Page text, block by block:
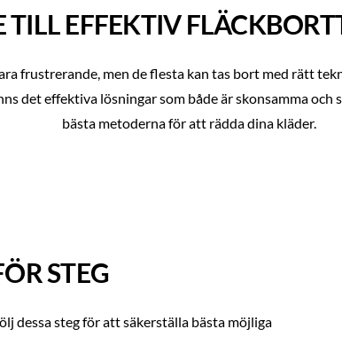
TILL EFFEKTIV
frustrerande, men de flesta kan tas bort med rätt
det effektiva lösningar som både är skonsamma och
bästa metoderna för att rädda dina kläder.
STEG
dessa steg för att säkerställa bästa möjliga